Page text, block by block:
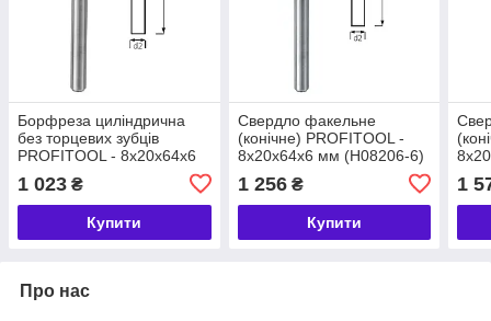
Борфреза циліндрична
без торцевих зубців
PROFITOOL - 8х20х64х6
1 023 ₴
Купити
Свердло факельне
(конічне) PROFITOOL -
8x20x64x6 мм (H08206-6)
1 256₴
Купити
1
Про нас